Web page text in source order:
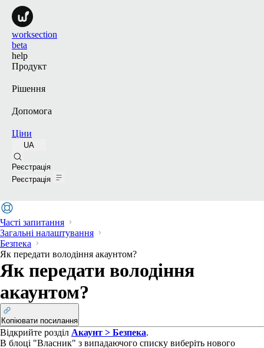
worksection
beta
help
Продукт
Рішення
Допомога
Ціни
UA
Реєстрація
Реєстрація
Часті запитання
Загальні налаштування
Безпека
Як передати володіння акаунтом?
Як передати володіння
акаунтом?
Копіювати посилання
Відкрийте розділ Акаунт > Безпека.
В блоці "Власник" з випадаючого списку виберіть нового